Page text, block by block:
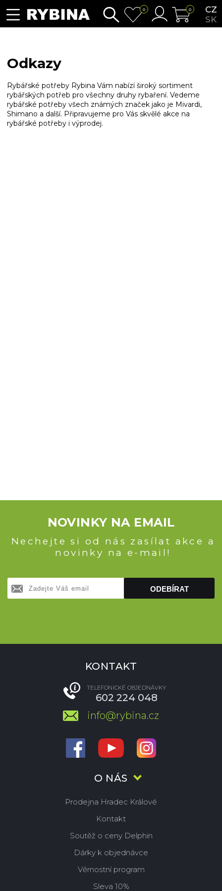
CZ
SK
0 0
Odkazy
Rybářské potřeby Rybina Vám nabízí široký sortiment
rybářských potřeb pro všechny druhy rybaření. Vedeme
rybářské potřeby všech známých značek jako je Mivardi,
Shimano a další. Připravujeme pro Vás skvělé akce na
rybářské potřeby i výprodej.
NOVINKY NA EMAIL
Nechejte si od nás zasílat akce a
novinky na e-mail!
ODEBÍRAT
O NÁS
Prodejna Hradec Králové
Kontakt
Soutěž o ceny Delphin
Dárky k objednávce
Věrnostní program
Sleva 10%
KONTAKT
TELEFONICKÉ OBJEDNÁVKY
602 224 048
info@rybina.cz